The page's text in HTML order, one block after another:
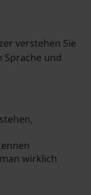
verstehen Sie
Sprache und
wirklich